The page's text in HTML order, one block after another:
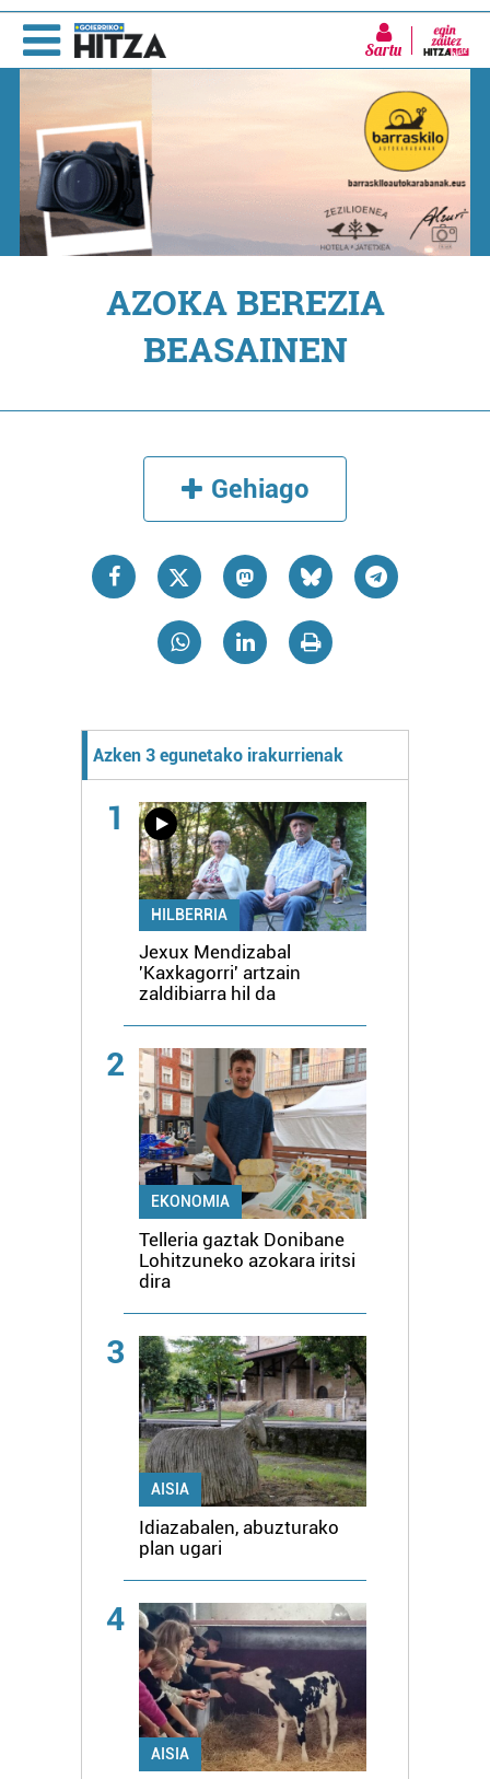
Sartu
AZOKA BEREZIA
BEASAINEN
Gehiago
Azken 3 egunetako irakurrienak
1
HILBERRIA
Jexux Mendizabal
'Kaxkagorri' artzain
zaldibiarra hil da
2
EKONOMIA
Telleria gaztak Donibane
Lohitzuneko azokara iritsi
dira
3
AISIA
Idiazabalen, abuzturako
plan ugari
4
AISIA